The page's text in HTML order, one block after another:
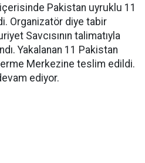
Pakistan uyruklu 11
Organizatör diye tabir
Savcısının talimatıyla
Yakalanan 11 Pakistan
Merkezine teslim edildi.
ediyor.